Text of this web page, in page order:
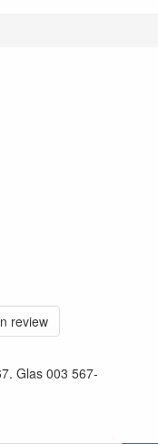
review
Glas 003 567-